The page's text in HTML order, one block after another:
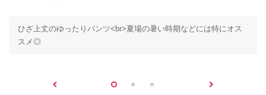
ひざ上丈のゆったりパンツ<br>夏場の暑い時期などには特にオス
スメ◎